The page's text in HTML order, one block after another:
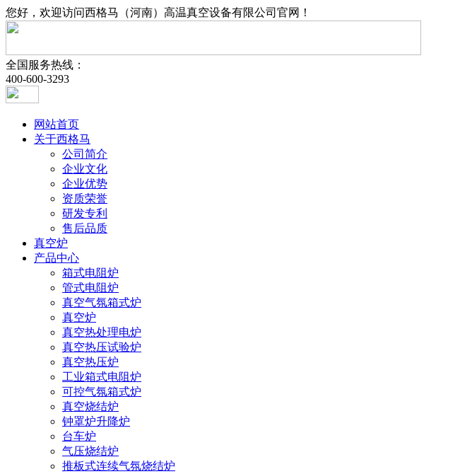
您好，欢迎访问西格马（河南）高温真空设备有限公司官网！
全国服务热线：
400-600-3293
网站首页
关于西格马
公司简介
企业文化
企业优势
资质荣誉
研发专利
售后品质
真空炉
产品中心
箱式电阻炉
管式电阻炉
真空气氛箱式炉
真空炉
真空热处理电炉
真空热压试验炉
真空热压炉
工业箱式电阻炉
可控气氛箱式炉
真空烧结炉
钟罩炉升降炉
台车炉
气压烧结炉
推板式连续气氛烧结炉